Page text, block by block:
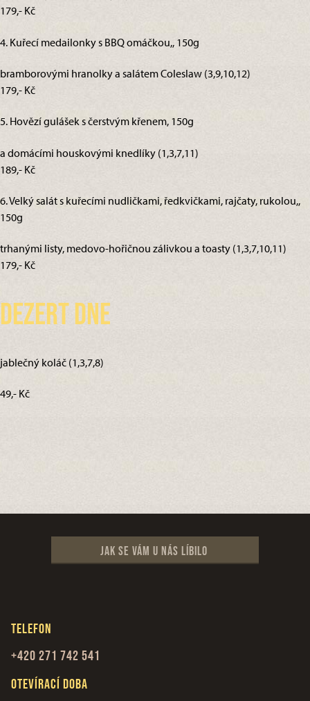
179,- Kč
4. Kuřecí medailonky s BBQ omáčkou,, 150g
bramborovými hranolky a salátem Coleslaw (3,9,10,12)
179,- Kč
5. Hovězí gulášek s čerstvým křenem, 150g
a domácími houskovými knedlíky (1,3,7,11)
189,- Kč
6. Velký salát s kuřecími nudličkami, ředkvičkami, rajčaty, rukolou,,
150g
trhanými listy, medovo-hořičnou zálivkou a toasty (1,3,7,10,11)
179,- Kč
Dezert dne
jablečný koláč (1,3,7,8)
49,- Kč
Jak se vám u nás líbilo
Telefon
+420 271 742 541
Otevírací doba